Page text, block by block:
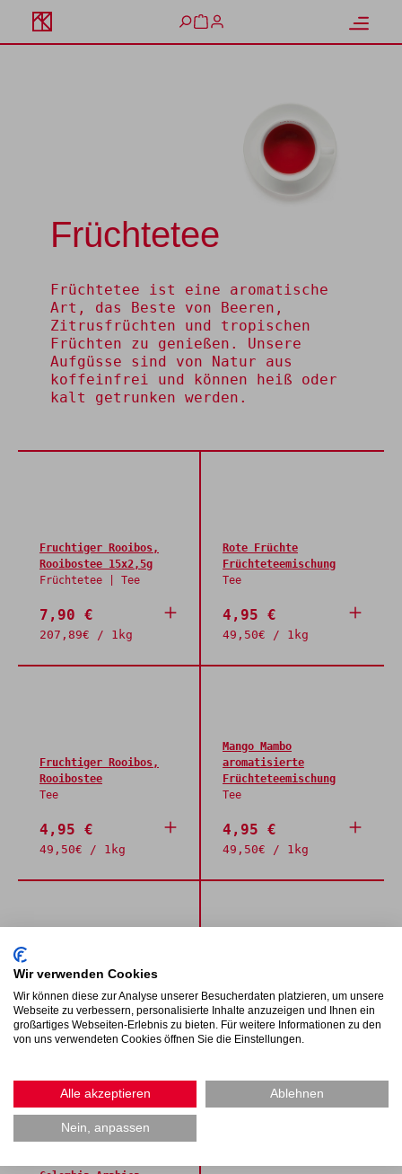
springen
Warenkorb enthält 0
Früchtetee
Früchtetee ist eine aromatische
Art, das Beste von Beeren,
Zitrusfrüchten und tropischen
Früchten zu genießen. Unsere
Aufgüsse sind von Natur aus
koffeinfrei und können heiß oder
kalt getrunken werden.
Fruchtiger Rooibos,
Rooibostee 15x2,5g
Früchtetee | Tee
7,90 €
207,89€ / 1kg
Rote Früchte
Früchteteemischung
Tee
4,95 €
49,50€ / 1kg
Fruchtiger Rooibos,
Rooibostee
Tee
4,95 €
49,50€ / 1kg
Mango Mambo
aromatisierte
Früchteteemischung
Tee
4,95 €
49,50€ / 1kg
Früchteteemischung
15x3,5g
Früchtetee | Tee
8,20 €
mit hoher Lasche
Grüner Tee | Schwarzer
Tee
4,00 €
Wir verwenden Cookies
Wir können diese zur Analyse unserer Besucherdaten platzieren, um unsere
Webseite zu verbessern, personalisierte Inhalte anzuzeigen und Ihnen ein
großartiges Webseiten-Erlebnis zu bieten. Für weitere Informationen zu den
von uns verwendeten Cookies öffnen Sie die Einstellungen.
Alle akzeptieren Ablehnen
Nein, anpassen